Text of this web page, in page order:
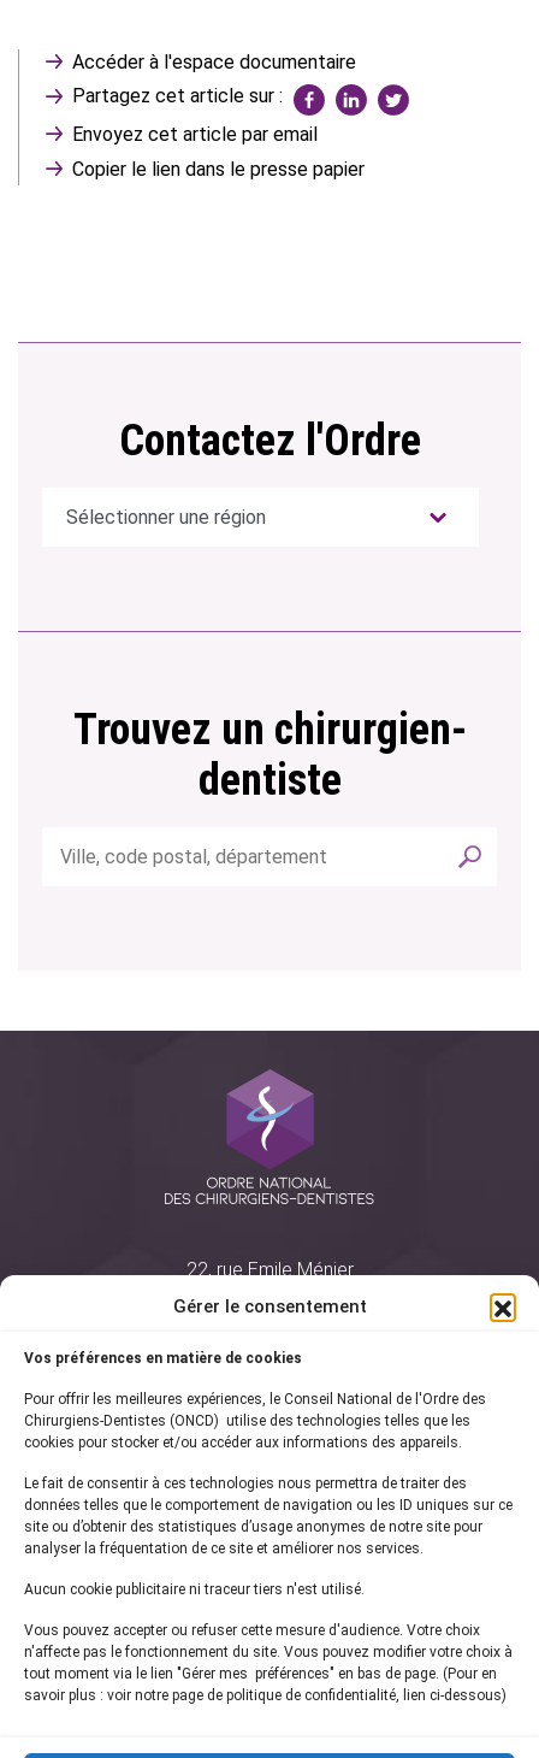
Gérer le consentement
Vos préférences en matière de cookies
Pour offrir les meilleures expériences, le Conseil National de l'Ordre des
Chirurgiens-Dentistes (ONCD) utilise des technologies telles que les
cookies pour stocker et/ou accéder aux informations des appareils.
Le fait de consentir à ces technologies nous permettra de traiter des
données telles que le comportement de navigation ou les ID uniques sur ce
site ou d’obtenir des statistiques d’usage anonymes de notre site pour
analyser la fréquentation de ce site et améliorer nos services.
Aucun cookie publicitaire ni traceur tiers n'est utilisé.
Vous pouvez accepter ou refuser cette mesure d'audience. Votre choix
n'affecte pas le fonctionnement du site. Vous pouvez modifier votre choix à
tout moment via le lien "Gérer mes préférences" en bas de page. (Pour en
savoir plus : voir notre page de politique de confidentialité, lien ci-dessous)
Accéder à l'espace documentaire
Partagez cet article sur :
Envoyez cet article par email
Copier le lien dans le presse papier
Contactez l'Ordre
Trouvez un chirurgien-
dentiste
22, rue Emile Ménier
75761 Paris Cedex 16
01 44 34 78 80
courrier@oncd.org
Actualités
Presse
Informations légales
Plan du site
Inscrivez-vous à notrenewsletter